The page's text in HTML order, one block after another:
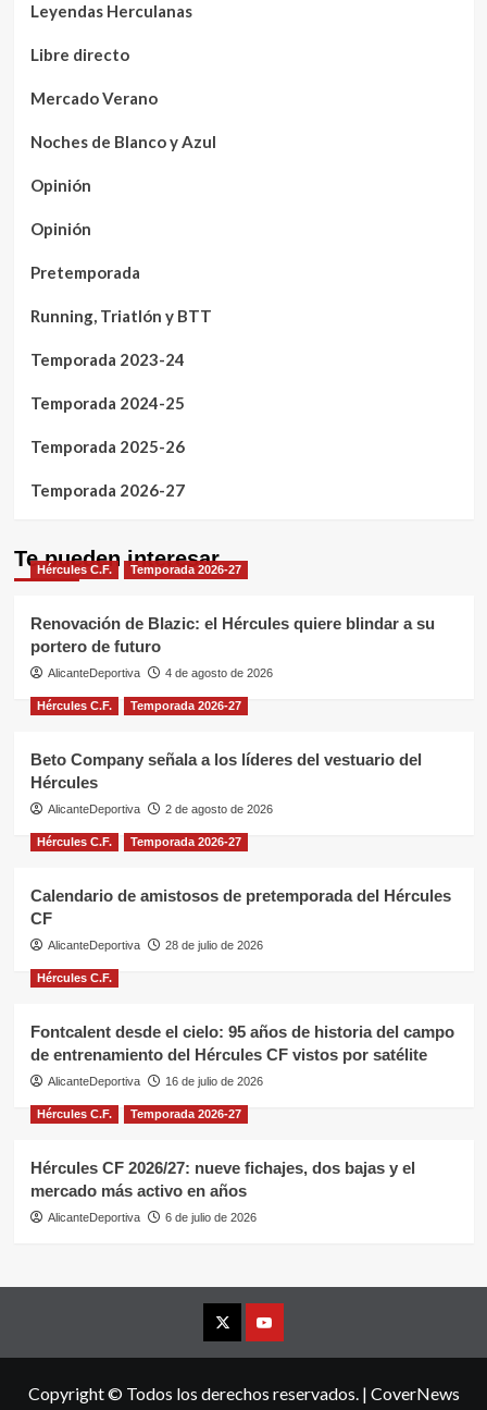
Leyendas Herculanas
Libre directo
Mercado Verano
Noches de Blanco y Azul
Opinión
Opinión
Pretemporada
Running, Triatlón y BTT
Temporada 2023-24
Temporada 2024-25
Temporada 2025-26
Temporada 2026-27
Te pueden interesar
Hércules C.F. Temporada 2026-27
Renovación de Blazic: el Hércules quiere blindar a su
portero de futuro
AlicanteDeportiva 4 de agosto de 2026
Hércules C.F. Temporada 2026-27
Beto Company señala a los líderes del vestuario del
Hércules
AlicanteDeportiva 2 de agosto de 2026
Hércules C.F. Temporada 2026-27
Calendario de amistosos de pretemporada del Hércules
CF
AlicanteDeportiva 28 de julio de 2026
Hércules C.F.
Fontcalent desde el cielo: 95 años de historia del campo
de entrenamiento del Hércules CF vistos por satélite
AlicanteDeportiva 16 de julio de 2026
Hércules C.F. Temporada 2026-27
Hércules CF 2026/27: nueve fichajes, dos bajas y el
mercado más activo en años
AlicanteDeportiva 6 de julio de 2026
X YouTube
Copyright © Todos los derechos reservados. | CoverNews